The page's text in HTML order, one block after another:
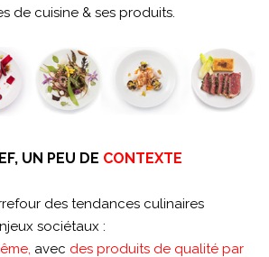
de cuisine & ses produits.
UN PEU DE CONTEXTE
des tendances culinaires
sociétaux :
avec des produits de qualité par